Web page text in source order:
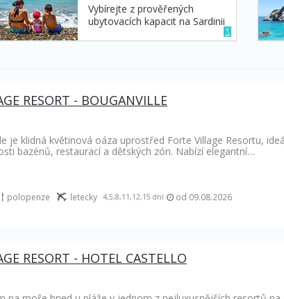
Vybírejte z prověřených
ubytovacích kapacit na Sardinii
RESORT - BOUGANVILLE
je klidná květinová oáza uprostřed Forte Village Resortu,
bazénů, restaurací a dětských zón. Nabízí elegantní…
polopenze letecky od 09.08.2026
4,5,8,11,12,15 dní
RESORT - HOTEL CASTELLO